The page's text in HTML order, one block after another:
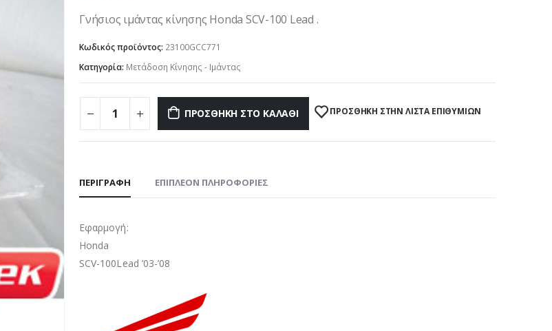
Γνήσιος ιμάντας κίνησης Honda SCV-100 Lead .
Κωδικός προϊόντος: 23100GCC771
Κατηγορία: Μετάδοση Κίνησης - Ιμάντας
ΠΡΟΣΘΉΚΗ ΣΤΟ ΚΑΛΆΘΙ ΠΡΌΣΘΉΚΗ ΣΤΗΝ ΛΊΣΤΑ ΕΠΙΘΥΜΙΏΝ
ΠΕΡΙΓΡΑΦΉ ΕΠΙΠΛΈΟΝ ΠΛΗΡΟΦΟΡΊΕΣ
Εφαρμογή:
Honda
SCV-100Lead ’03-’08